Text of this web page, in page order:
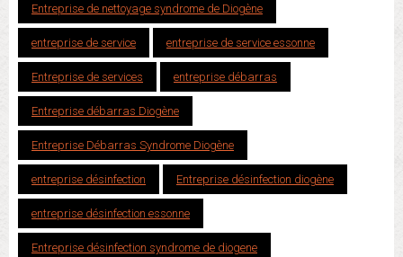
Entreprise de nettoyage syndrome de Diogène
entreprise de service entreprise de service essonne
Entreprise de services entreprise débarras
Entreprise débarras Diogène
Entreprise Débarras Syndrome Diogène
entreprise désinfection Entreprise désinfection diogène
entreprise désinfection essonne
Entreprise désinfection syndrome de diogene